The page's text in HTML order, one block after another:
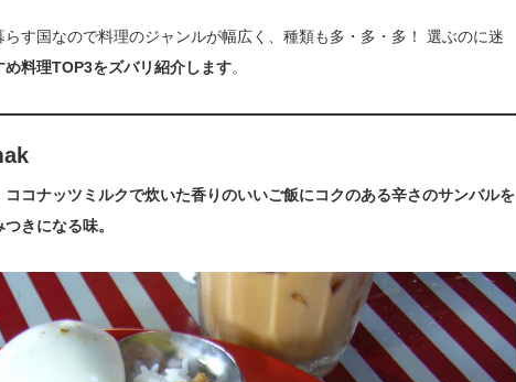
す国なので料理のジャンルが幅広く、種類も多・多・多！ 選ぶのに迷
め料理TOP3をズバリ紹介します。
コナッツミルクで炊いた香りのいいご飯にコクのある辛さのサンバルを
きになる味。